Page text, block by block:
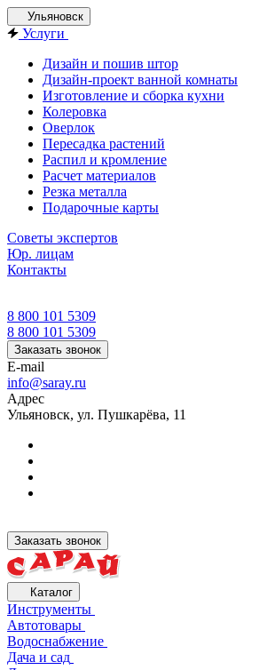
Ульяновск
Услуги
Дизайн и пошив штор
Дизайн-проект ванной комнаты
Изготовление и сборка кухни
Колеровка
Оверлок
Пересадка растений
Распил и кромление
Расчет материалов
Резка металла
Подарочные карты
Советы экспертов
Юр. лицам
Контакты
8 800 101 5309
8 800 101 5309
Заказать звонок
E-mail
info@saray.ru
Адрес
Ульяновск, ул. Пушкарёва, 11
Заказать звонок
Каталог
Инструменты
Автотовары
Водоснабжение
Дача и сад